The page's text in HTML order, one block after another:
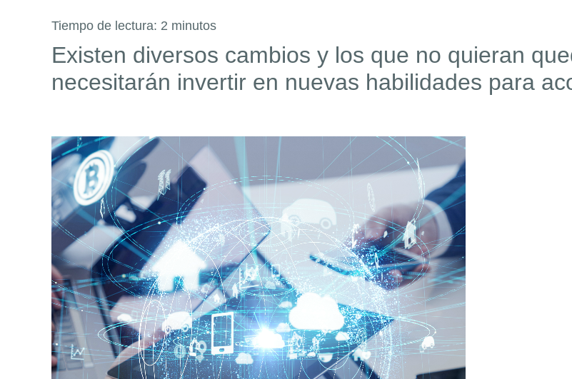
Tiempo de lectura: 2 minutos
Existen diversos cambios y los que no quieran
necesitarán invertir en nuevas habilidades para